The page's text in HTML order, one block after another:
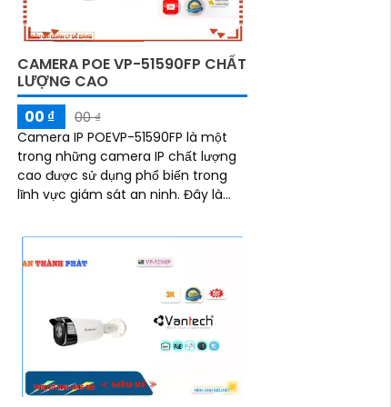
CAMERA POE VP-51590FP CHẤT
LƯỢNG CAO
00 ₫
00 ₫
Camera IP POEVP-51590FP là một
trong những camera IP chất lượng
cao được sử dụng phổ biến trong
lĩnh vực giám sát an ninh. Đây là
Ethernet), có nghĩa...